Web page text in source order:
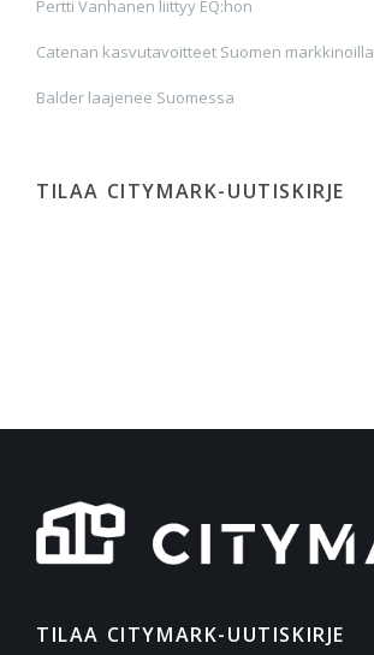
Pertti Vanhanen liittyy EQ:hon
Catenan kasvutavoitteet Suomen markkinoilla
Balder laajenee Suomessa
TILAA CITYMARK-UUTISKIRJE
TILAA CITYMARK-UUTISKIRJE